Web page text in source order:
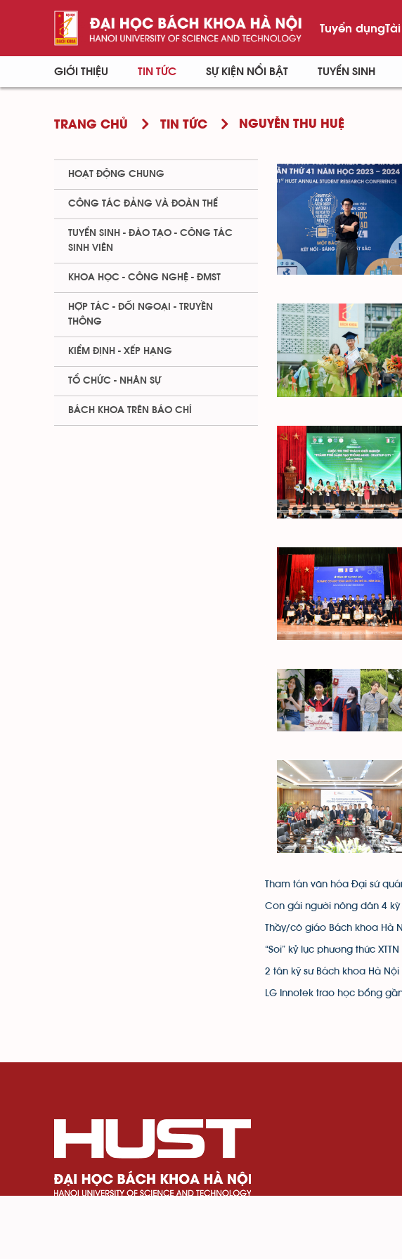
Tuyển dụng
GIỚI THIỆU TIN TỨC SỰ KIỆN NỔI BẬT TUYỂN SINH
TRANG CHỦ TIN TỨC NGUYỄN THU HUỆ
Tham tán văn hóa Đại sứ
Con gái người nông dân 4
Thầy/cô giáo Bách khoa Hà
“Soi” kỷ lục phương thức
2 tân kỹ sư Bách khoa Hà
LG Innotek trao học bổng
HOẠT ĐỘNG CHUNG
CÔNG TÁC ĐẢNG VÀ ĐOÀN THỂ
TUYỂN SINH - ĐÀO TẠO - CÔNG TÁC
SINH VIÊN
KHOA HỌC - CÔNG NGHỆ - ĐMST
HỢP TÁC - ĐỐI NGOẠI - TRUYỀN
THÔNG
KIỂM ĐỊNH - XẾP HẠNG
TỔ CHỨC - NHÂN SỰ
BÁCH KHOA TRÊN BÁO CHÍ